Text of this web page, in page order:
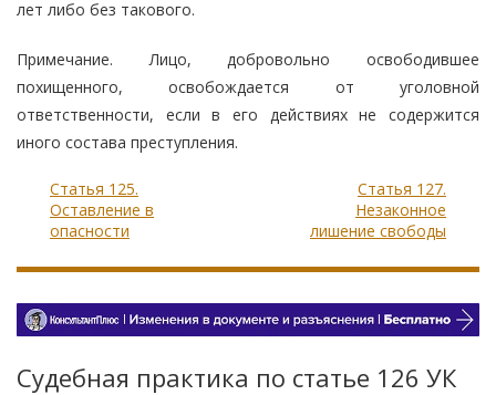
лет либо без такового.
Примечание. Лицо, добровольно освободившее
похищенного, освобождается от уголовной
ответственности, если в его действиях не содержится
иного состава преступления.
Статья 125.
Оставление в
опасности
Статья 127.
Незаконное
лишение свободы
Судебная практика по статье 126 УК